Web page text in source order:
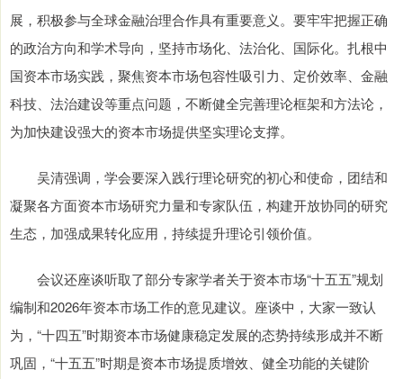
展，积极参与全球金融治理合作具有重要意义。要牢牢把握正确
的政治方向和学术导向，坚持市场化、法治化、国际化。扎根中
国资本市场实践，聚焦资本市场包容性吸引力、定价效率、金融
科技、法治建设等重点问题，不断健全完善理论框架和方法论，
为加快建设强大的资本市场提供坚实理论支撑。
吴清强调，学会要深入践行理论研究的初心和使命，团结和
凝聚各方面资本市场研究力量和专家队伍，构建开放协同的研究
生态，加强成果转化应用，持续提升理论引领价值。
会议还座谈听取了部分专家学者关于资本市场“十五五”规划
编制和2026年资本市场工作的意见建议。座谈中，大家一致认
为，“十四五”时期资本市场健康稳定发展的态势持续形成并不断
巩固，“十五五”时期是资本市场提质增效、健全功能的关键阶